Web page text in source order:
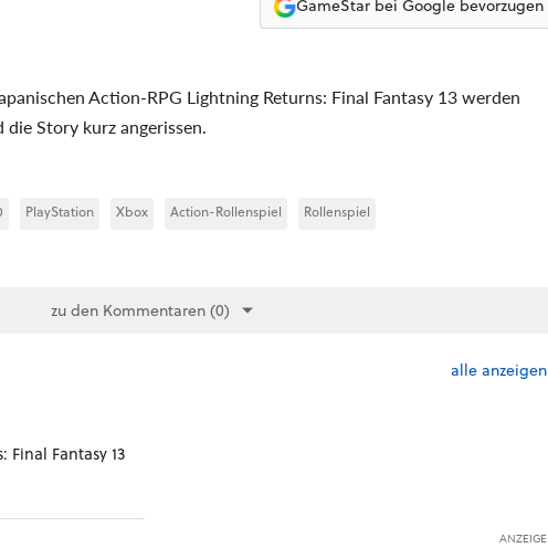
GameStar bei Google bevorzugen
Action-RPG Lightning Returns: Final Fantasy 13 werden
Story kurz angerissen.
PlayStation Xbox Action-Rollenspiel
Rollenspiel
zu den Kommentaren (0)
alle anzeigen
Fantasy 13
ANZEIGE